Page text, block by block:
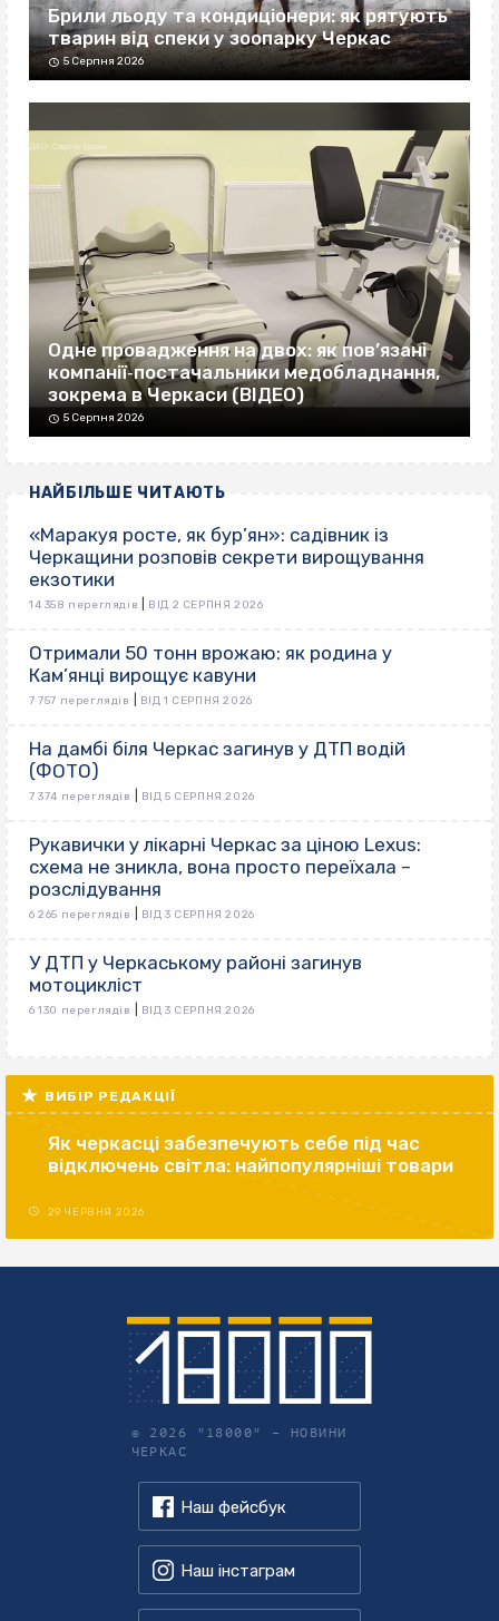
Брили льоду та кондиціонери: як рятують
тварин від спеки у зоопарку Черкас
5 Серпня 2026
Одне провадження на двох: як пов’язані
компанії‐постачальники медобладнання,
зокрема в Черкаси (ВІДЕО)
5 Серпня 2026
НАЙБІЛЬШЕ ЧИТАЮТЬ
«Маракуя росте, як бур’ян»: садівник із
Черкащини розповів секрети вирощування
екзотики
14 358 переглядів ВІД 2 СЕРПНЯ 2026
Отримали 50 тонн врожаю: як родина у
Кам’янці вирощує кавуни
7 757 переглядів ВІД 1 СЕРПНЯ 2026
На дамбі біля Черкас загинув у ДТП водій
(ФОТО)
7 374 переглядів ВІД 5 СЕРПНЯ 2026
Рукавички у лікарні Черкас за ціною Lexus:
схема не зникла, вона просто переїхала –
розслідування
6 265 переглядів ВІД 3 СЕРПНЯ 2026
У ДТП у Черкаському районі загинув
мотоцикліст
6 130 переглядів ВІД 3 СЕРПНЯ 2026
ВИБІР РЕДАКЦІЇ
Як черкасці забезпечують себе під час
відключень світла: найпопулярніші товари
29 ЧЕРВНЯ 2026
© 2026 "18000" – НОВИНИ
ЧЕРКАС
Наш фейсбук
Наш інстаграм